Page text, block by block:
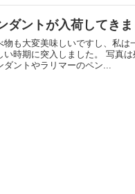
ントが入荷してきま
も大変美味しいですし、私は
時期に突入しました。 写真
ントやラリマーのペン...